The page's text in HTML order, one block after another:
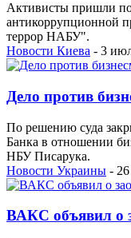
Активисты пришли
антикоррупционной
террор НАБУ".
Новости Киева - 3
Дело против
По решению суда
Банка в отношении
НБУ Писарука.
Новости Украины -
ВАКС объявил о